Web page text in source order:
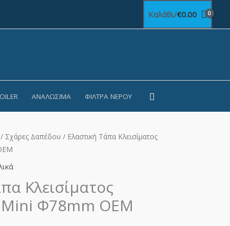
Καλάθι/€0.00
ΑΝΑΛΏΣΙΜΑ ΦΊΛΤΡΑ ΝΕΡΟΎ Αναζήτηση
/ Σχάρες Δαπέδου / Ελαστική Τάπα Κλεισίματος
Κλεισίματος
Φ78mm OEM